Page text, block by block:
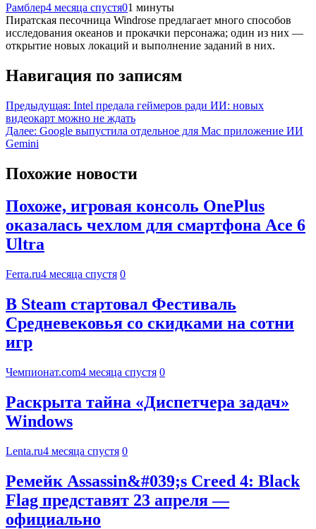
Рамблер4 месяца спустя01 минуты
Пиратская песочница Windrose предлагает много способов
исследования океанов и прокачки персонажа; один из них —
открытие новых локаций и выполнение заданий в них.
Навигация по записям
Предыдущая: Intel предала геймеров ради ИИ: новых
видеокарт можно не ждать
Далее: Google выпустила отдельное для Mac приложение ИИ
Gemini
Похожие новости
Похоже, игровая консоль OnePlus
оказалась чехлом для смартфона Ace 6
Ultra
Ferra.ru4 месяца спустя 0
В Steam стартовал Фестиваль
Средневековья со скидками на сотни
игр
Чемпионат.com4 месяца спустя 0
Раскрыта тайна «Диспетчера задач»
Windows
Lenta.ru4 месяца спустя 0
Ремейк Assassin&#039;s Creed 4: Black
Flag представят 23 апреля —
официально